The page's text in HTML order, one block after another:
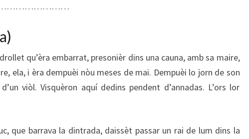
qu’èra embarrat, presonièr dins una cauna, amb sa maire,
ela, i èra dempuèi nòu meses de mai. Dempuèi lo jorn de son
viòl. Visquèron aquí dedins pendent d’annadas. L’ors lor
que barrava la dintrada, daissèt passar un rai de lum dins la